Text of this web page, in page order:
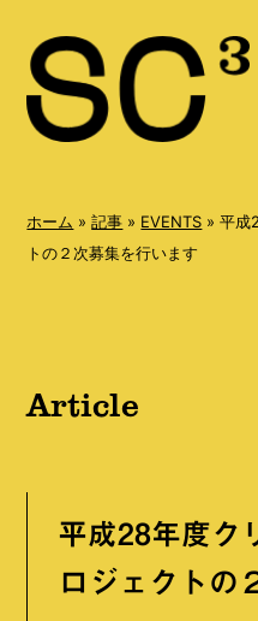
ホーム »記事 » EVENTS »平成
トの２次募集を行います
Article
平成28年度ク
ロジェクトの